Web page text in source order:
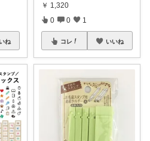
ね
￥ 1,320
0 0 1
コレ いいね